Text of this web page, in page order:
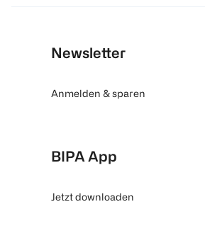
Newsletter
Anmelden & sparen
BIPA App
Jetzt downloaden